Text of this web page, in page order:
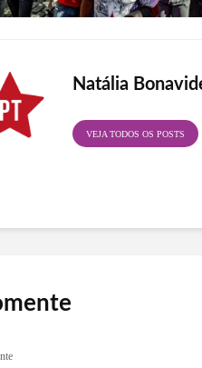
Natália
VEJA TODOS OS POSTS